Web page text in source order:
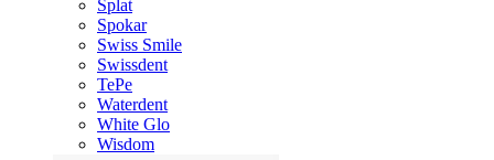
Splat
Spokar
Swiss Smile
Swissdent
TePe
Waterdent
White Glo
Wisdom